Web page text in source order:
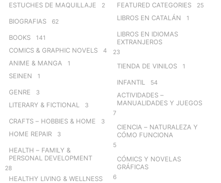
ESTUCHES DE MAQUILLAJE 2
BIOGRAFIAS 62
BOOKS 141
COMICS & GRAPHIC NOVELS 4
ANIME & MANGA 1
SEINEN 1
GENRE 3
LITERARY & FICTIONAL 3
CRAFTS – HOBBIES & HOME 3
HOME REPAIR 3
HEALTH – FAMILY &
PERSONAL DEVELOPMENT
28
HEALTHY LIVING & WELLNESS
FEATURED CATEGORIES 25
LIBROS EN CATALÁN 1
LIBROS EN IDIOMAS
EXTRANJEROS
23
TIENDA DE VINILOS 1
INFANTIL 54
ACTIVIDADES –
MANUALIDADES Y JUEGOS
7
CIENCIA – NATURALEZA Y
CÓMO FUNCIONA
5
CÓMICS Y NOVELAS
GRÁFICAS
6